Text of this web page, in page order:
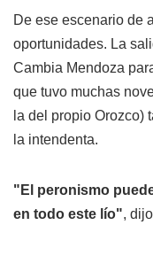
De ese escenario de
oportunidades. La
Cambia Mendoza
que tuvo muchas
la del propio Orozco)
la intendenta.
"El peronismo
en todo este lío",